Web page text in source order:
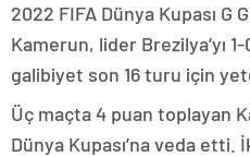
2022 FIFA Dünya Kupası G
Kamerun, lider Brezilya’yı
galibiyet son 16 turu için
Üç maçta 4 puan toplayan
Dünya Kupası’na veda